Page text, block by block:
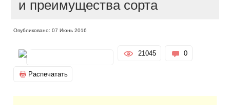
и преимущества сорта
Опубликовано: 07 Июнь 2016
21045 0
Распечатать